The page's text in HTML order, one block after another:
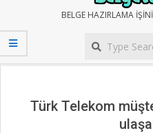
BELGE
TOPLA
BELGE HAZIRLAMA
Türk Telekom